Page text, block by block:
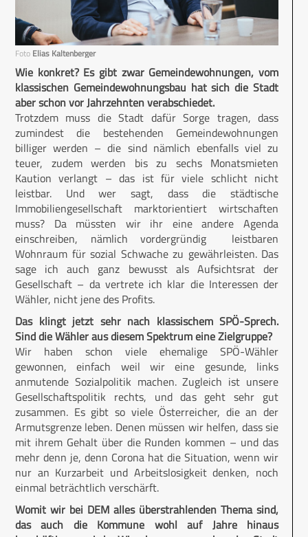
Foto Elias Kaltenberger
Wie konkret? Es gibt zwar Gemeindewohnungen, vom
klassischen Gemeindewohnungsbau hat sich die Stadt
aber schon vor Jahrzehnten verabschiedet.
Trotzdem muss die Stadt dafür Sorge tragen, dass
zumindest die bestehenden Gemeindewohnungen
billiger werden – die sind nämlich ebenfalls viel zu
teuer, zudem werden bis zu sechs Monatsmieten
Kaution verlangt – das ist für viele schlicht nicht
leistbar. Und wer sagt, dass die städtische
Immobiliengesellschaft marktorientiert wirtschaften
muss? Da müssten wir ihr eine andere Agenda
einschreiben, nämlich vordergründig leistbaren
Wohnraum für sozial Schwache zu gewährleisten. Das
sage ich auch ganz bewusst als Aufsichtsrat der
Gesellschaft – da vertrete ich klar die Interessen der
Wähler, nicht jene des Profits.
Das klingt jetzt sehr nach klassischem SPÖ-Sprech.
Sind die Wähler aus diesem Spektrum eine Zielgruppe?
Wir haben schon viele ehemalige SPÖ-Wähler
gewonnen, einfach weil wir eine gesunde, links
anmutende Sozialpolitik machen. Zugleich ist unsere
Gesellschaftspolitik rechts, und das geht sehr gut
zusammen. Es gibt so viele Österreicher, die an der
Armutsgrenze leben. Denen müssen wir helfen, dass sie
mit ihrem Gehalt über die Runden kommen – und das
mehr denn je, denn Corona hat die Situation, wenn wir
nur an Kurzarbeit und Arbeitslosigkeit denken, noch
einmal beträchtlich verschärft.
Womit wir bei DEM alles überstrahlenden Thema sind,
das auch die Kommune wohl auf Jahre hinaus